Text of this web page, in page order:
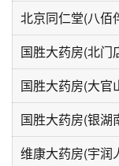
北京同仁堂(八佰
国胜大药房(北门
国胜大药房(大官